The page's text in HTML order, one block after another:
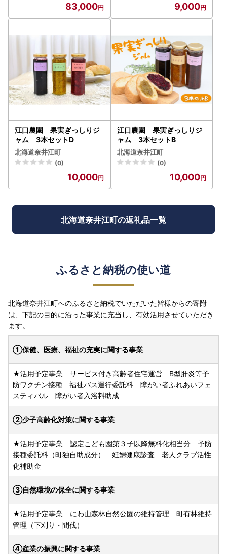
83,000 9,000
江口農園 果実ぎっしりジ
ャム 3本セットD
北海道奈井江町
(0)
10,000
江口農園 果実ぎっしりジ
ャム 3本セットB
北海道奈井江町
(0)
10,000
北海道奈井江町の返礼品一覧
ふるさと納税の使い道
北海道奈井江町へのふるさと納税でいただいた皆様からの寄附
は、下記の目的に沿った事業に充当し、有効活用させていただき
ます。
①保健、医療、福祉の充実に関する事業
★活用予定事業 サービス付き高齢者住宅運営 B型肝炎等予
防ワクチン接種 福祉バス運行委託料 障がい者ふれあいフェ
スティバル 障がい者入浴料助成
②少子高齢化対策に関する事業
★活用予定事業 認定こども園第３子以降無料化相当分 予防
接種委託料（町独自助成分） 妊婦健康診査 老人クラブ活性
化補助金
③自然環境の保全に関する事業
★活用予定事業 にわ山森林自然公園の維持管理 町有林維持
管理（下刈り・間伐）
④産業の振興に関する事業